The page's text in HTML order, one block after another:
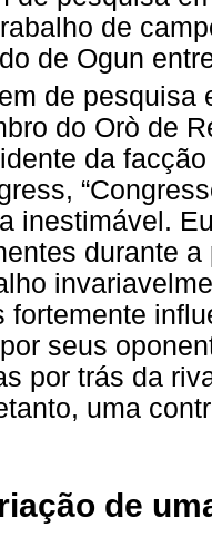
de
de Ogun
de pesquisa
do Orò de
da
inestimável.
durante
fortemente
seus
por trás da
uma
de